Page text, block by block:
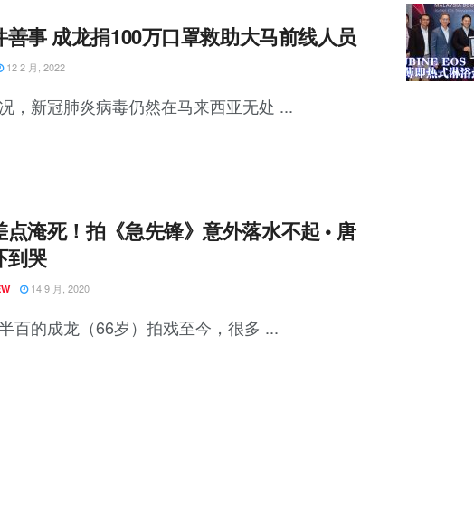
善事 成龙捐100万口罩救助大马前线人员
12 2 月, 2022
，新冠肺炎病毒仍然在马来西亚无处 ...
点淹死！拍《急先锋》意外落水不起 • 唐
到哭
14 9 月, 2020
百的成龙（66岁）拍戏至今，很多 ...